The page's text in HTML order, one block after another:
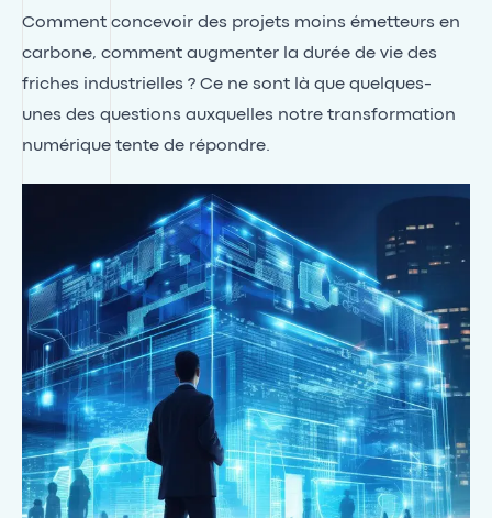
Comment concevoir des projets moins émetteurs en
carbone, comment augmenter la durée de vie des
friches industrielles ? Ce ne sont là que quelques-
unes des questions auxquelles notre transformation
numérique tente de répondre.